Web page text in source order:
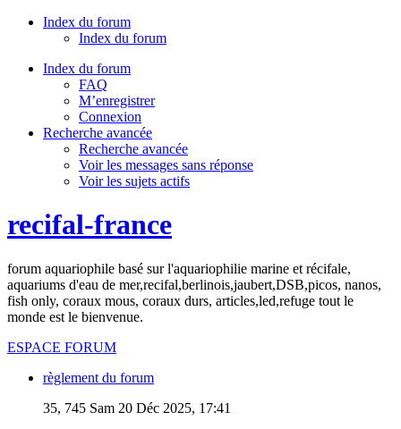
Index du forum
Index du forum
Index du forum
FAQ
M’enregistrer
Connexion
Recherche avancée
Recherche avancée
Voir les messages sans réponse
Voir les sujets actifs
recifal-france
forum aquariophile basé sur l'aquariophilie marine et récifale,
aquariums d'eau de mer,recifal,berlinois,jaubert,DSB,picos, nanos,
fish only, coraux mous, coraux durs, articles,led,refuge tout le
monde est le bienvenue.
ESPACE FORUM
règlement du forum
35, 745 Sam 20 Déc 2025, 17:41